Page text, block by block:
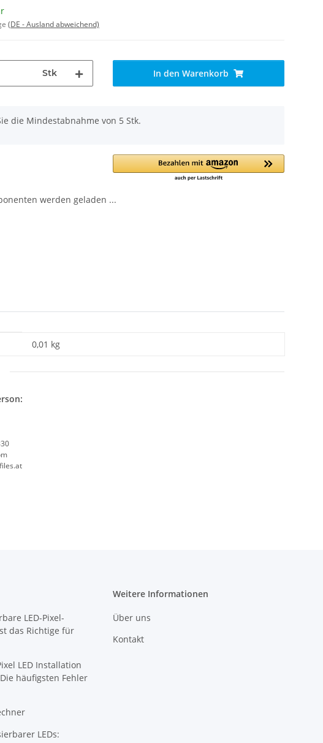
(DE - Ausland abweichend)
Stk In den Warenkorb
die Mindestabnahme von 5 Stk.
werden geladen ...
0,01 kg
LED-Pixel-
das Richtige für
LED Installation
häufigsten Fehler
LEDs:
Weitere Informationen
Über uns
Kontakt